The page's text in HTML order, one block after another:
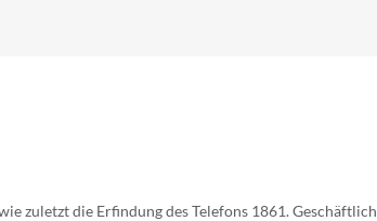
zuletzt die Erfindung des Telefons 1861. Geschäftlich